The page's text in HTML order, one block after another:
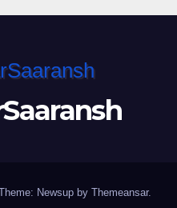
Newsup by Themeansar.